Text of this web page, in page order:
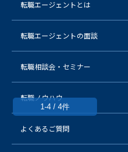
1-4 / 4件
転職エージェントとは
転職エージェントの面談
転職相談会・セミナー
転職ノウハウ
よくあるご質問